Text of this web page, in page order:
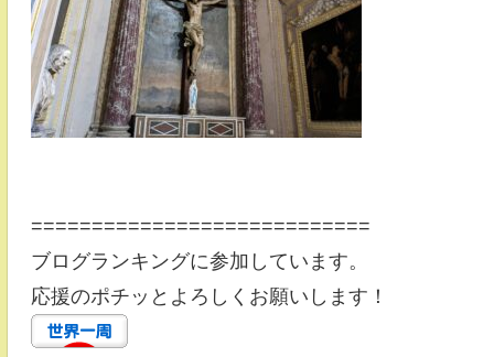
============================
ブログランキングに参加しています。
応援のポチッとよろしくお願いします！